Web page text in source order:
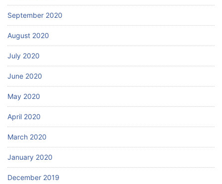
September 2020
August 2020
July 2020
June 2020
May 2020
April 2020
March 2020
January 2020
December 2019